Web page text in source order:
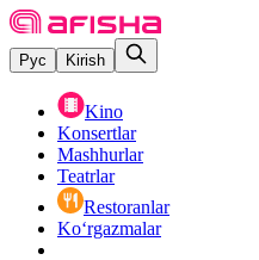
Рус Kirish
Kino
Konsertlar
Mashhurlar
Teatrlar
Restoranlar
Ko‘rgazmalar